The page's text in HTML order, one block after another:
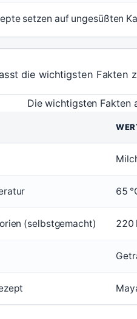
setzen auf ungesüßten
die wichtigsten Fakten
Die wichtigsten Fakten
65
(selbstgemacht) 220